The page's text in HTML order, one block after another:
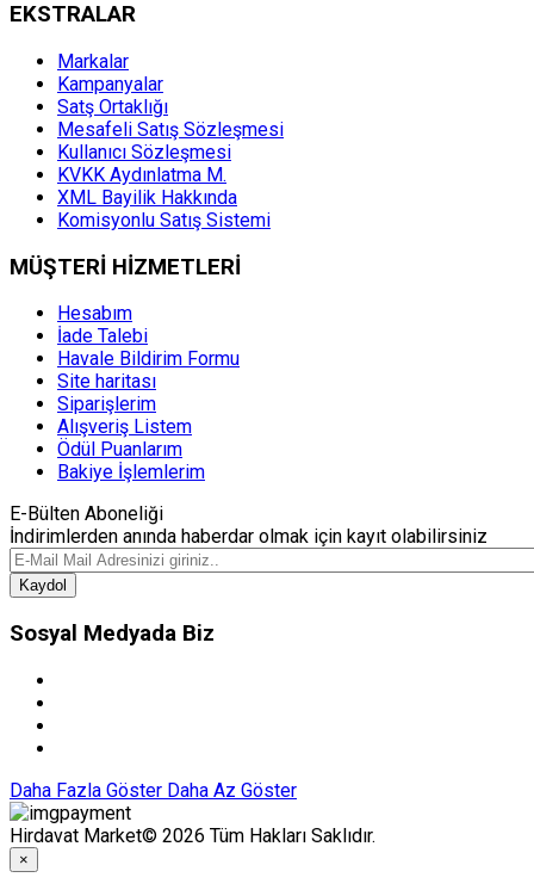
EKSTRALAR
Markalar
Kampanyalar
Satş Ortaklığı
Mesafeli Satış Sözleşmesi
Kullanıcı Sözleşmesi
KVKK Aydınlatma M.
XML Bayilik Hakkında
Komisyonlu Satış Sistemi
MÜŞTERİ HİZMETLERİ
Hesabım
İade Talebi
Havale Bildirim Formu
Site haritası
Siparişlerim
Alışveriş Listem
Ödül Puanlarım
Bakiye İşlemlerim
E-Bülten Aboneliği
İndirimlerden anında haberdar olmak için kayıt olabilirsiniz
Kaydol
Sosyal Medyada Biz
Daha Fazla Göster Daha Az Göster
Hirdavat Market© 2026 Tüm Hakları Saklıdır.
×